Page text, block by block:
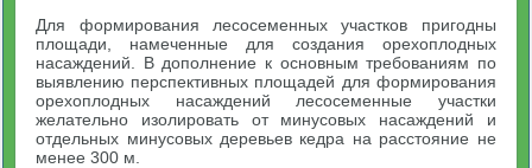
Для формирования лесосеменных участков пригодны
площади, намеченные для создания орехоплодных
насаждений. В дополнение к основным требованиям по
выявлению перспективных площадей для формирования
орехоплодных насаждений лесосеменные участки
желательно изолировать от минусовых насаждений и
отдельных минусовых деревьев кедра на расстояние не
менее 300 м.